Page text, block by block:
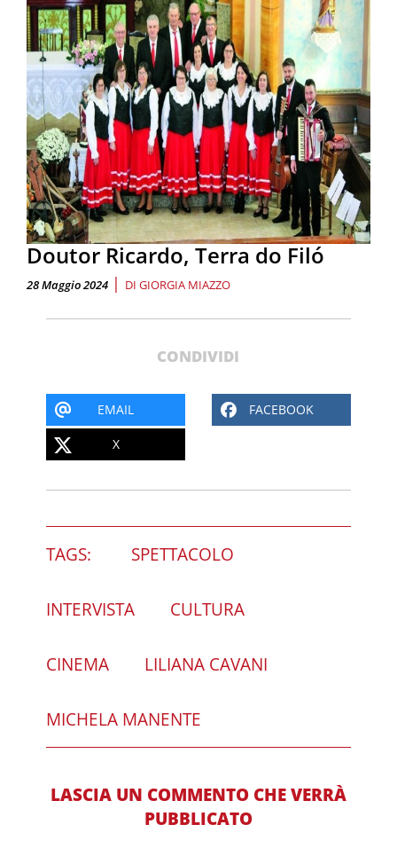
Doutor Ricardo, Terra do Filó
28 Maggio 2024 | DI GIORGIA MIAZZO
CONDIVIDI
EMAIL FACEBOOK
X
TAGS: SPETTACOLO
INTERVISTA CULTURA
CINEMA LILIANA CAVANI
MICHELA MANENTE
LASCIA UN COMMENTO CHE VERRÀ
PUBBLICATO